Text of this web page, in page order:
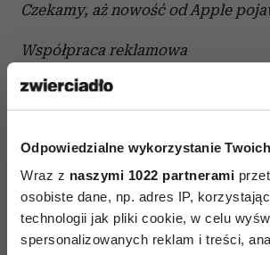
Odpowiedzialne wykorzystanie
Wraz z naszymi 1022 partnerami
osobiste dane, np. adres IP,
technologii jak pliki cookie, w celu
spersonalizowanych reklam i treści,
Czekamy, aż nowość od Apple
Współpraca reklamowa